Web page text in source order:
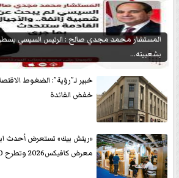
المستشار محمد مجدي صالح : الرئيس السيسي
بشعبيته...
خبير لـ”رؤية”: الضغوط
خفض الفائدة
«ريتش بيك» تستعرض أحدث
معرض كافيكس2026 وتطرح 10 منتجات...